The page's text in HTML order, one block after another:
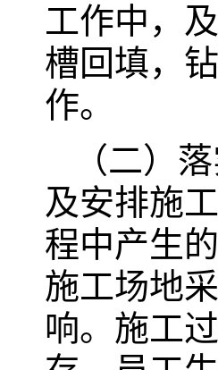
工作中，
槽回填，
作。
（二）
及安排施
程中产生
施工场地
响。施工